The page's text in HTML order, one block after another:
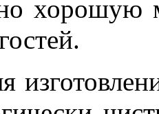
хорошую